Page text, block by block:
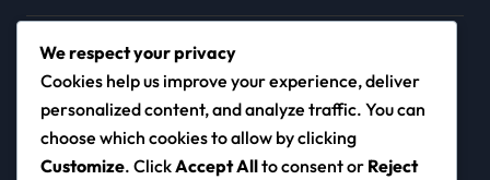
Taktische Analyse
brettspielregel.de
We respect your privacy
Cookies help us improve your experience, deliver
personalized content, and analyze traffic. You can
choose which cookies to allow by clicking
Customize. ClickAccept Allto consent or Reject